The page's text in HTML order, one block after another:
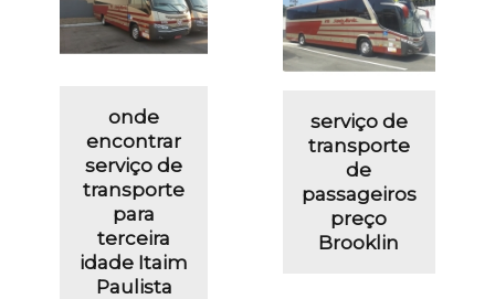
onde
encontrar
serviço de
transporte
para
terceira
idade Itaim
Paulista
serviço de
transporte
de
passageiros
preço
Brooklin